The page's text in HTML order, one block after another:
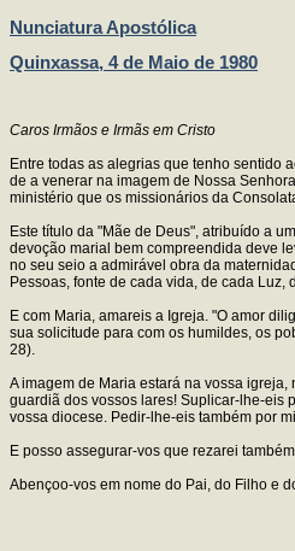
Nunciatura Apostólica
Quinxassa, 4 de Maio de 1980
Caros Irmãos e Irmãs em Cristo
Entre todas as alegrias que tenho sentido
de a venerar na imagem de Nossa
ministério que os missionários da
Este título da "Mãe de Deus", atribuído a
devoção marial bem compreendida deve
no seu seio a admirável obra da
Pessoas, fonte de cada vida, de cada
E com Maria, amareis a Igreja. "O amor
sua solicitude para com os humildes, os
28).
A imagem de Maria estará na vossa
guardiã dos vossos lares! Suplicar-lhe-eis
vossa diocese. Pedir-lhe-eis também por
E posso assegurar-vos que rezarei
Abençoo-vos em nome do Pai, do Filho e